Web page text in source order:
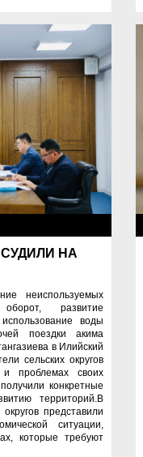
НА
неиспользуемых
развитие
воды
поездки акима
в Илийский
сельских округов
проблемах своих
конкретные
территорий.В
представили
ситуации,
которые требуют